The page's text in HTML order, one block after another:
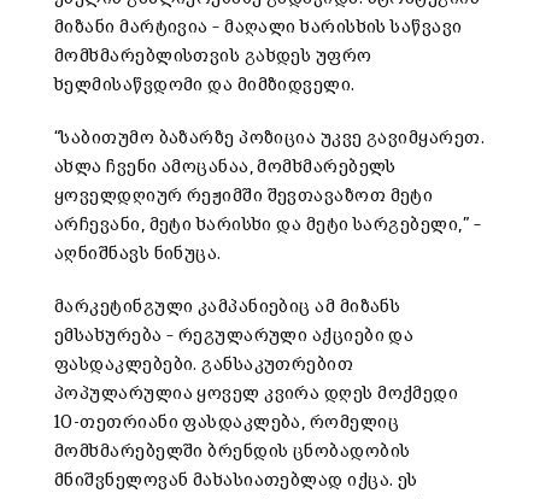
მიზანი მარტივია –მაღალი ხარისხის საწვავი
მომხმარებლისთვის გახდეს უფრო
ხელმისაწვდომი და მიმზიდველი.
“საბითუმო ბაზარზე პოზიცია უკვე გავიმყარეთ.
ახლა ჩვენი ამოცანაა ,მომხმარებელს
ყოველდღიურ რეჟიმში შევთავაზოთ მეტი
არჩევანი , მეტი ხარისხი და მეტი სარგებელი,” –
აღნიშნავს ნინუცა.
მარკეტინგული კამპანიებიც ამ მიზანს
ემსახურება – რეგულარული აქციები და
ფასდაკლებები. განსაკუთრებით
პოპულარულია ყოველ კვირა დღეს მოქმედი
10-თეთრიანი ფასდაკლება , რომელიც
მომხმარებელში ბრენდის ცნობადობის
მნიშვნელოვან მახასიათებლად იქცა. ეს